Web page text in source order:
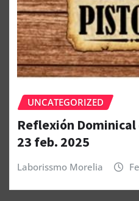
UNCATEGORIZED
Reflexión
23 feb. 2025
Laborissmo Morelia